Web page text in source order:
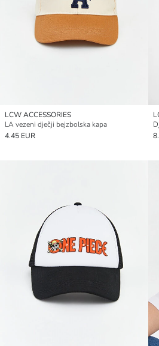
LCW ACCESSORIES
LA vezeni dječji bejzbolska kapa
4.45 EUR